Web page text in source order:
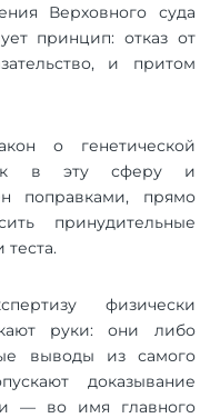
Верховного суда
принцип: отказ от
и притом
о генетической
в эту сферу и
поправками, прямо
принудительные
физически
руки: они либо
выводы из самого
доказывание
— во имя главного